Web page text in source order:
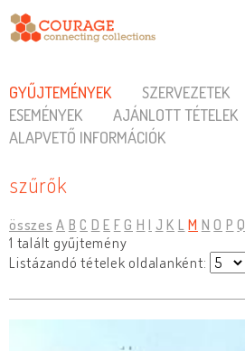
GYŰJTEMÉNYEK SZERVEZETEK
ESEMÉNYEK
AJÁNLOTT TÉTELEK
ALAPVETŐ INFORMÁCIÓK
szűrők
összes A B C D E F G H I J K L M N O P Q
1 talált gyűjtemény
Listázandó tételek oldalanként: